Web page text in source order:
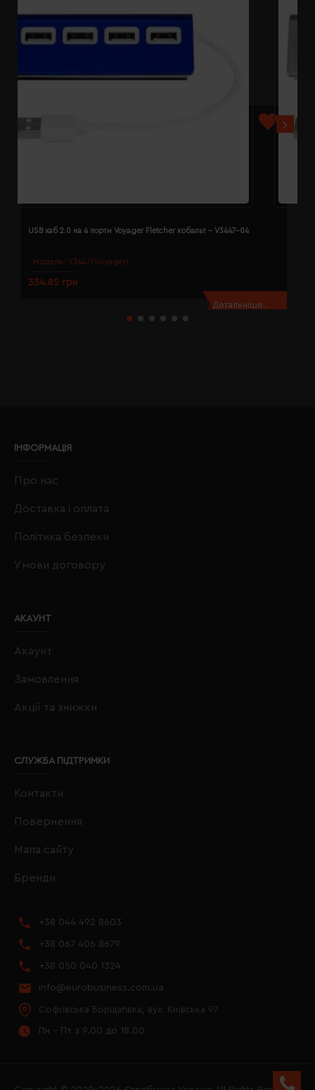
Модель: V3447(Voyager)
USB хаб 2.0 на 4 порти Voyager Fletcher кобальт - V3447-04
354.85 грн
Детальніше...
ІНФОРМАЦІЯ
Про нас
Доставка і оплата
Політика безпеки
Умови договору
АКАУНТ
Акаунт
Замовлення
Акції та знижки
СЛУЖБА ПІДТРИМКИ
Контакти
Повернення
Мапа сайту
Бренди
+38 044 492 8603
+38 067 406 8679
+38 050 040 1324
info@eurobusiness.com.ua
Софіївська Борщагівка, вул. Київська 97
Пн - Пт з 9.00 до 18.00